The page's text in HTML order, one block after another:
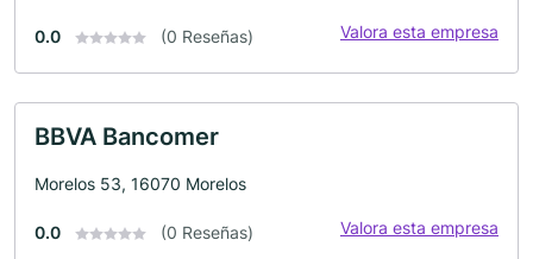
0.0 (0 Reseñas) Valora esta empresa
BBVA Bancomer
Morelos 53, 16070 Morelos
0.0 (0 Reseñas) Valora esta empresa